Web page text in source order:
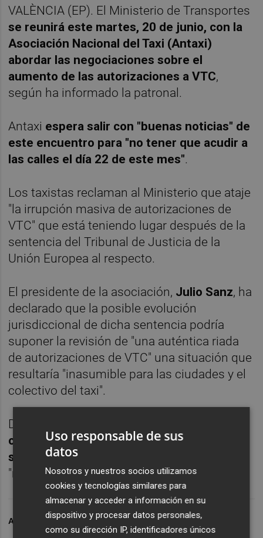
VALÈNCIA (EP). El Ministerio de Transportes
se reunirá este martes, 20 de junio, con la
Asociación Nacional del Taxi (Antaxi)
abordar las negociaciones sobre el
aumento de las autorizaciones a VTC,
según ha informado la patronal.
Antaxi espera salir con "buenas noticias" de
este encuentro para "no tener que acudir a
las calles el día 22 de este mes".
Los taxistas reclaman al Ministerio que ataje
"la irrupción masiva de autorizaciones de
VTC" que está teniendo lugar después de la
sentencia del Tribunal de Justicia de la
Unión Europea al respecto.
El presidente de la asociación, Julio Sanz, ha
declarado que la posible evolución
jurisdiccional de dicha sentencia podría
suponer la revisión de "una auténtica riada
de autorizaciones de VTC" una situación que
resultaría "inasumible para las ciudades y el
colectivo del taxi".
Desde Antaxi
conocimiento de más de 130.000
solicitudes de VTC en España
"no deja de crecer" desde la semana pasada.
ARCHIVADO EN TAXIS VTC
Uso responsable de sus
datos
Nosotros y nuestros socios utilizamos
cookies y tecnologías similares para
almacenar y acceder a información en su
dispositivo y procesar datos personales,
como su dirección IP, identificadores únicos